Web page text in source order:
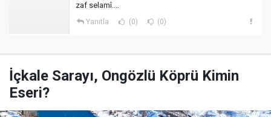
zaf selamî....
Yanıtla (0) (0)
İçkale Sarayı, Ongözlü Köprü Kimin
Eseri?